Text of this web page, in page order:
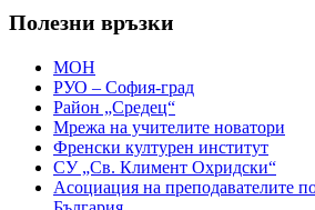
Полезни връзки
МОН
РУО – София-град
Район „Средец“
Мрежа на учителите новатори
Френски културен институт
СУ „Св. Климент Охридски“
Асоциация на преподавателите